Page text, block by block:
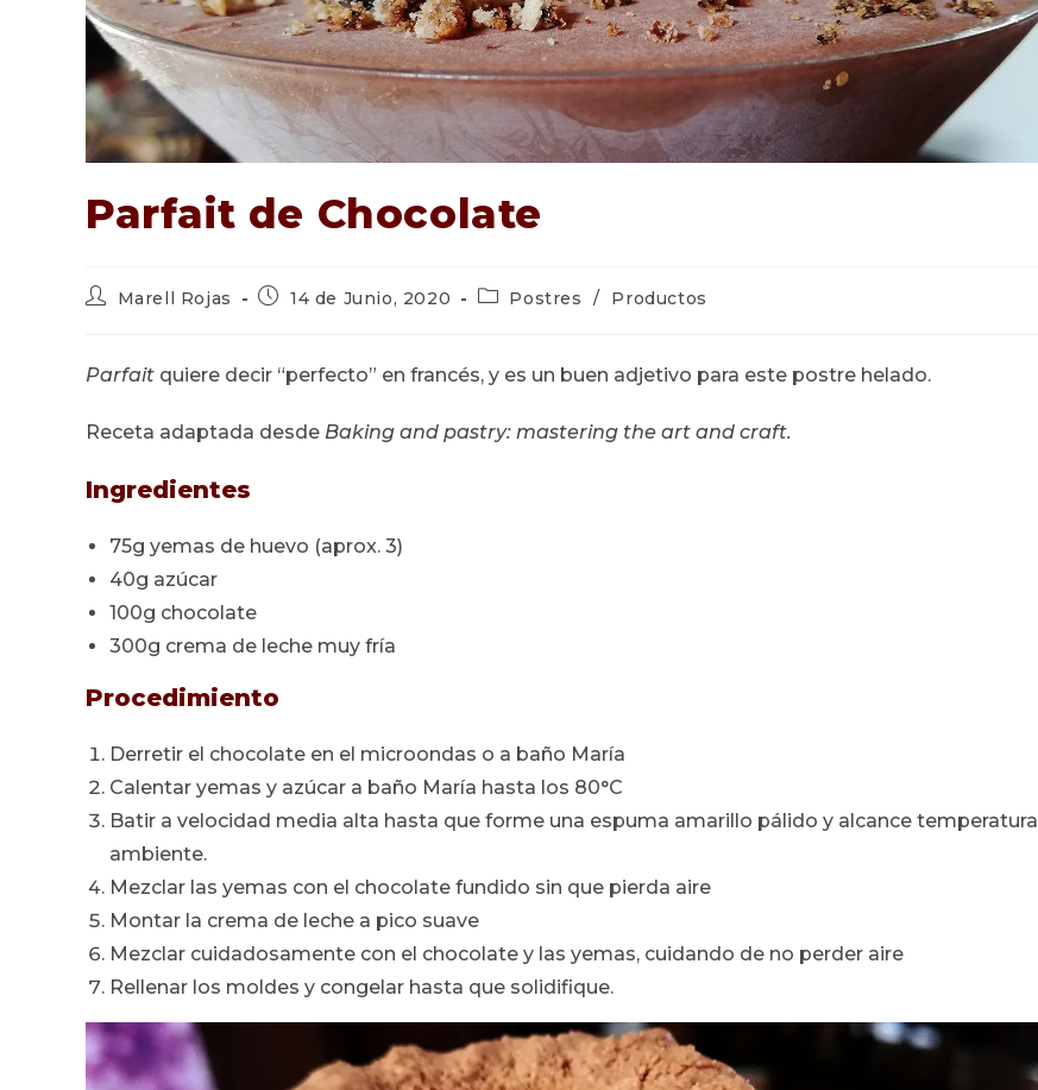
Parfait de Chocolate
Autor
entrada:
Marell Rojas
Publicación
entrada:
14 de Junio, 2020
Categoría
Postres / Productos
Parfait quiere decir “perfecto” en francés, y es un buen adjetivo para este postre helado.
Receta adaptada desde Baking and pastry: mastering the art and craft.
Ingredientes
75g yemas de huevo (aprox. 3)
40g azúcar
100g chocolate
300g crema de leche muy fría
Procedimiento
Derretir el chocolate en el microondas o a baño María
Calentar yemas y azúcar a baño María hasta los 80°C
Batir a velocidad media alta hasta que forme una espuma amarillo pálido y alcance temperatura
ambiente.
Mezclar las yemas con el chocolate fundido sin que pierda aire
Montar la crema de leche a pico suave
Mezclar cuidadosamente con el chocolate y las yemas, cuidando de no perder aire
Rellenar los moldes y congelar hasta que solidifique.